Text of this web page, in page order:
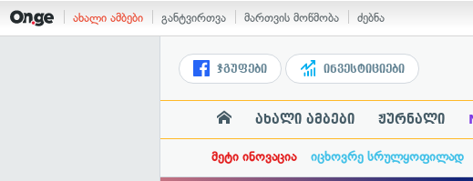
ახალი ამბები განტვირთვა მართვის მოწმობა ძებნა
ჯგუფები ინვესტიციები
ახალი ამბები ჟურნალი
მეტი ინოვაცია იცხოვრე სრულყოფილად